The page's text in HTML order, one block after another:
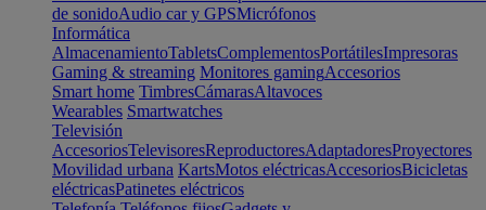
de sonidoAudio car y GPSMicrófonos
Informática
AlmacenamientoTabletsComplementosPortátilesImpresoras
Gaming & streaming Monitores gamingAccesorios
Smart home TimbresCámarasAltavoces
Wearables Smartwatches
Televisión
AccesoriosTelevisoresReproductoresAdaptadoresProyectores
Movilidad urbana KartsMotos eléctricasAccesoriosBicicletas
eléctricasPatinetes eléctricos